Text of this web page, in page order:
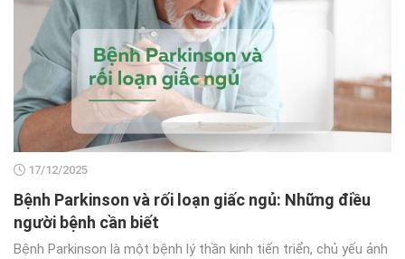
17/12/2025
Bệnh Parkinson và rối loạn giấc ngủ: Những điều
người bệnh cần biết
Bệnh Parkinson là một bệnh lý thần kinh tiến triển, chủ yếu ảnh